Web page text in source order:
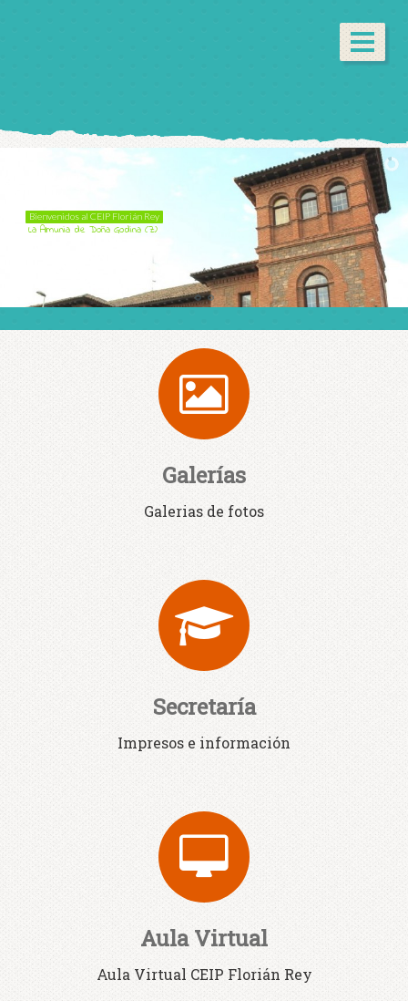
Bienvenidos al CEIP Florián Rey
La Almunia de Doña Godina (Z)
Galerías
Galerias de fotos
Secretaría
Impresos e información
Aula Virtual
Aula Virtual CEIP Florián Rey